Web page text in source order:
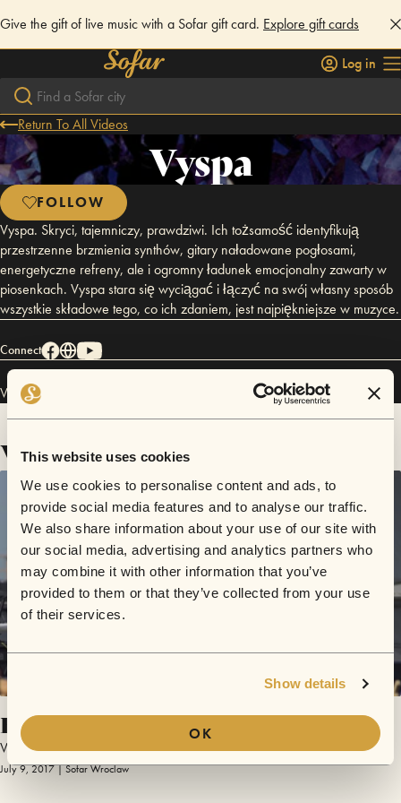
This website uses cookies
We use cookies to personalise content and ads, to
provide social media features and to analyse our traffic.
We also share information about your use of our site with
our social media, advertising and analytics partners who
may combine it with other information that you’ve
provided to them or that they’ve collected from your use
of their services.
Show details
OK
Give the gift of live music with a Sofar gift card. Explore gift cards
Log in
Return To All Videos
Vyspa
FOLLOW
Vyspa. Skryci, tajemniczy, prawdziwi. Ich tożsamość identyfikują
przestrzenne brzmienia synthów, gitary naładowane pogłosami,
energetyczne refreny, ale i ogromny ładunek emocjonalny zawarty w
piosenkach. Vyspa stara się wyciągać i łączyć na swój własny sposób
wszystkie składowe tego, co ich zdaniem, jest najpiękniejsze w muzyce.
Connect
Vyspa has performed in
Videos
Blisko
Vyspa
July 9, 2017 | Sofar Wroclaw